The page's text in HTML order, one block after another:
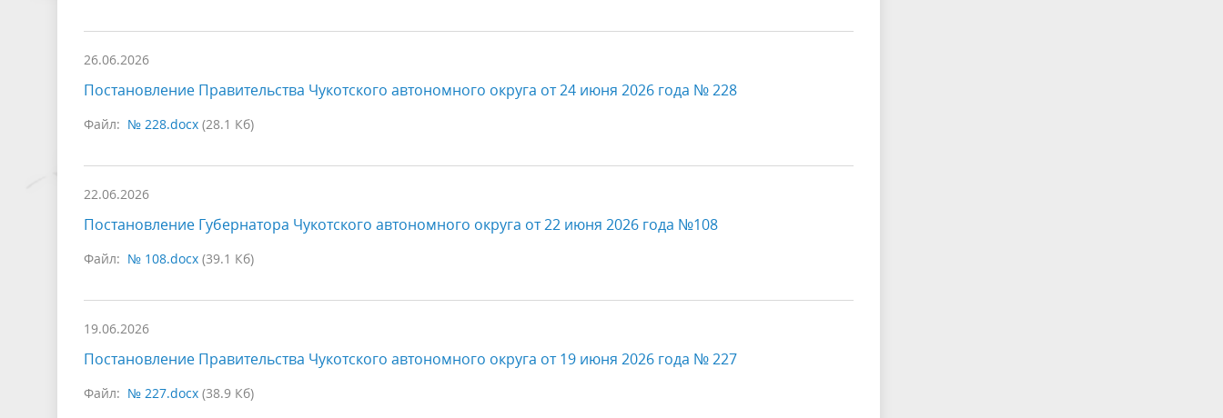
26.06.2026
Постановление Правительства Чукотского автономного округа от 24 июня 2026 года № 228
Файл: № 228.docx (28.1 Кб)
22.06.2026
Постановление Губернатора Чукотского автономного округа от 22 июня 2026 года №108
Файл: № 108.docx (39.1 Кб)
19.06.2026
Постановление Правительства Чукотского автономного округа от 19 июня 2026 года № 227
Файл: № 227.docx (38.9 Кб)